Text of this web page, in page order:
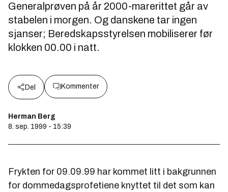
Generalprøven på år 2000-marerittet går av
stabelen i morgen. Og danskene tar ingen
sjanser; Beredskapsstyrelsen mobiliserer før
klokken 00.00 i natt.
Del Kommenter
Herman Berg
8. sep. 1999 - 15:39
Frykten for 09.09.99 har kommet litt i bakgrunnen
for dommedagsprofetiene knyttet til det som kan